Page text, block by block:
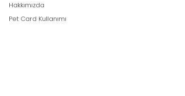
Hakkımızda
Pet Card Kullanımı